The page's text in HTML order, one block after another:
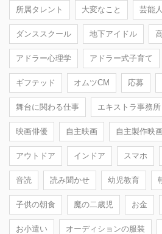
所属タレント 大変なこと 芸能
ダンススクール 地下アイドル
アドラー心理学 アドラー式子育て
ギフテッド オムツCM 応募
舞台に関わる仕事 エキストラ事務所
映画俳優 自主映画 自主製作映
アウトドア インドア スマホ
音読 読み聞かせ 幼児教育
子供の朝食 魔の二歳児 お金
お小遣い オーディションの服装